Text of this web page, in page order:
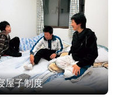
屋子制度